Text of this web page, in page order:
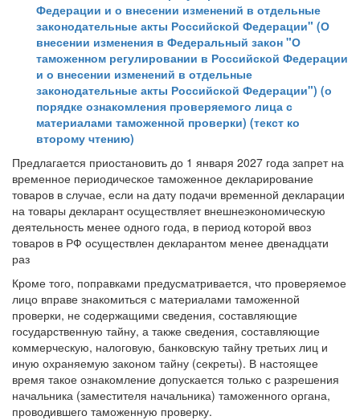
Федерации и о внесении изменений в отдельные
законодательные акты Российской Федерации" (О
внесении изменения в Федеральный закон "О
таможенном регулировании в Российской Федерации
и о внесении изменений в отдельные
законодательные акты Российской Федерации") (о
порядке ознакомления проверяемого лица с
материалами таможенной проверки) (текст ко
второму чтению)
Предлагается приостановить до 1 января 2027 года запрет на
временное периодическое таможенное декларирование
товаров в случае, если на дату подачи временной декларации
на товары декларант осуществляет внешнеэкономическую
деятельность менее одного года, в период которой ввоз
товаров в РФ осуществлен декларантом менее двенадцати
раз
Кроме того, поправками предусматривается, что проверяемое
лицо вправе знакомиться с материалами таможенной
проверки, не содержащими сведения, составляющие
государственную тайну, а также сведения, составляющие
коммерческую, налоговую, банковскую тайну третьих лиц и
иную охраняемую законом тайну (секреты). В настоящее
время такое ознакомление допускается только с разрешения
начальника (заместителя начальника) таможенного органа,
проводившего таможенную проверку.